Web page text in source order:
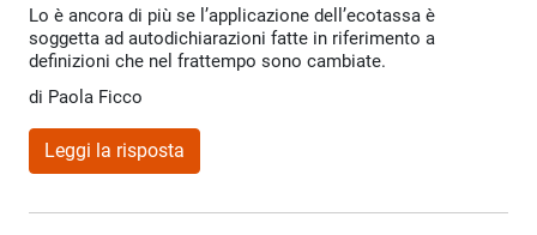
Lo è ancora di più se l’applicazione dell’ecotassa è
soggetta ad autodichiarazioni fatte in riferimento a
definizioni che nel frattempo sono cambiate.
di Paola Ficco
Leggi la risposta